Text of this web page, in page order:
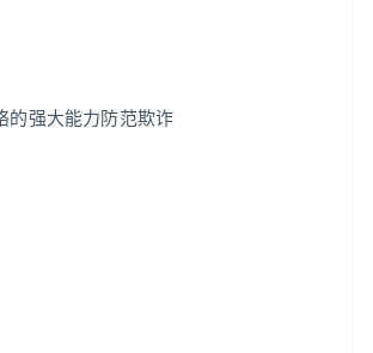
的强大能力防范欺诈